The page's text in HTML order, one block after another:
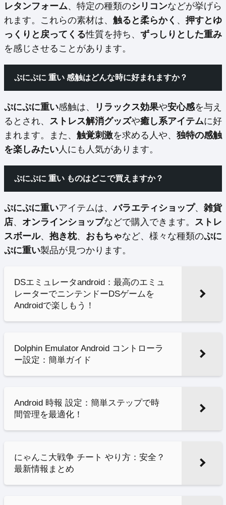
レタンフォーム、特定の種類のシリコンなどが挙げら
れます。これらの素材は、 触ると柔らかく 、 押すとゆ
っくりと戻ってくる性質を持ち、 ずっしりとした重み
を感じさせることがあります。
ぷにぷに 重い 感触はどんな時に好まれますか？
ぷにぷに重い感触は、 リラックス効果や安心感を与え
るとされ、 ストレス解消グッズや癒し系アイテムに好
まれます。また、 触覚刺激を求める人や、 独特の感触
を楽しみたい 人にも人気があります。
ぷにぷに 重い ものはどこで買えますか？
ぷにぷに重いアイテムは、バラエティショップ、 雑貨
店、 オンラインショップなどで購入できます。 ストレ
スボール、 抱き枕、 おもちゃなど、様々な種類のぷに
ぷに重い製品が見つかります。
DSエミュレータandroid：最高のエミュ
レーターでニンテンドーDSゲームを
Androidで楽しもう！
Dolphin Emulator Android コントローラ
ー設定：簡単ガイド
Android 時報 設定：簡単ステップで時
間管理を最適化！
にゃんこ大戦争 チート やり方：安全？
最新情報まとめ